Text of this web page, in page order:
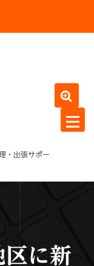
・出張サポー
区に新